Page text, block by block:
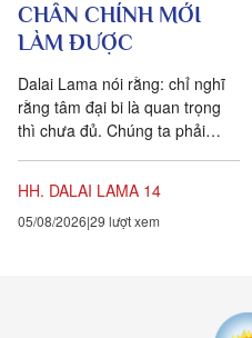
CHÂN CHÍNH MỚI
LÀM ĐƯỢC
Dalai Lama nói rằng: chỉ nghĩ
rằng tâm đại bi là quan trọng
thì chưa đủ. Chúng ta phải
HH. DALAI LAMA 14
05/08/2026 29 lượt xem